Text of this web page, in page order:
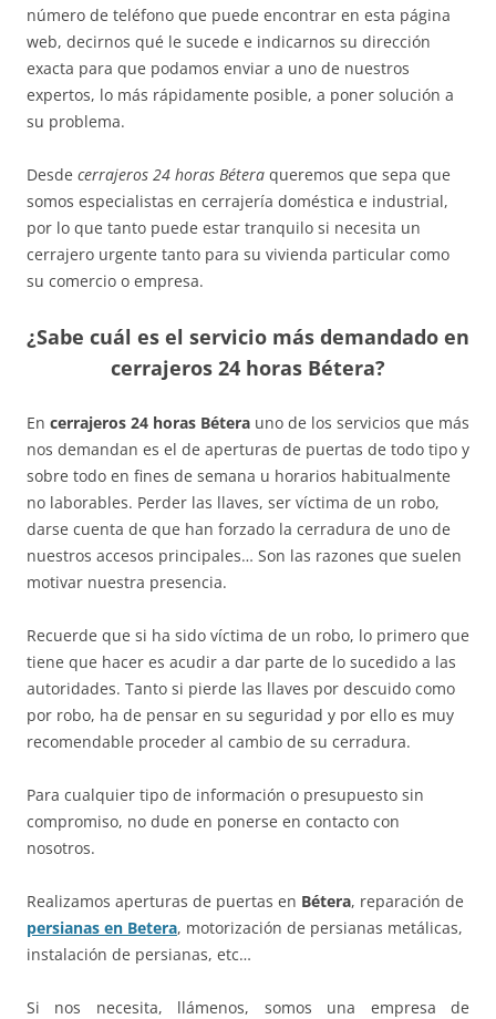
número de teléfono que puede encontrar en esta página
web, decirnos qué le sucede e indicarnos su dirección
exacta para que podamos enviar a uno de nuestros
expertos, lo más rápidamente posible, a poner solución a
su problema.
Desde cerrajeros 24 horas Bétera queremos que sepa que
somos especialistas en cerrajería doméstica e industrial,
por lo que tanto puede estar tranquilo si necesita un
cerrajero urgente tanto para su vivienda particular como
su comercio o empresa.
¿Sabe cuál es el servicio más demandado en
cerrajeros 24 horas Bétera?
En cerrajeros 24 horas Bétera uno de los servicios que más
nos demandan es el de aperturas de puertas de todo tipo y
sobre todo en fines de semana u horarios habitualmente
no laborables. Perder las llaves, ser víctima de un robo,
darse cuenta de que han forzado la cerradura de uno de
nuestros accesos principales… Son las razones que suelen
motivar nuestra presencia.
Recuerde que si ha sido víctima de un robo, lo primero que
tiene que hacer es acudir a dar parte de lo sucedido a las
autoridades. Tanto si pierde las llaves por descuido como
por robo, ha de pensar en su seguridad y por ello es muy
recomendable proceder al cambio de su cerradura.
Para cualquier tipo de información o presupuesto sin
compromiso, no dude en ponerse en contacto con
nosotros.
Realizamos aperturas de puertas en Bétera, reparación de
persianas en Betera, motorización de persianas metálicas,
instalación de persianas, etc…
Si nos necesita, llámenos, somos una empresa de